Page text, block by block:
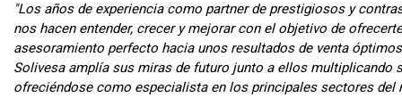
"Los años de experiencia como partner de prestigiosos y
nos hacen entender, crecer y mejorar con el objetivo de
asesoramiento perfecto hacia unos resultados de venta
Solivesa amplía sus miras de futuro junto a ellos multiplicando
ofreciéndose como especialista en los principales sectores del